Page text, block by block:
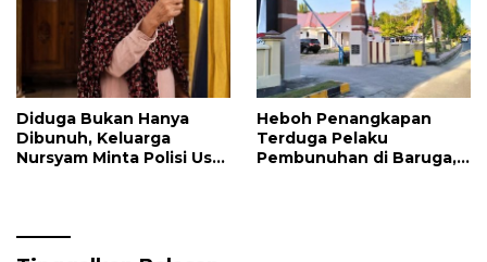
Diduga Bukan Hanya
Dibunuh, Keluarga
Nursyam Minta Polisi Usut
Heboh Penangkapan
Terduga Pelaku
Pembunuhan di Baruga,